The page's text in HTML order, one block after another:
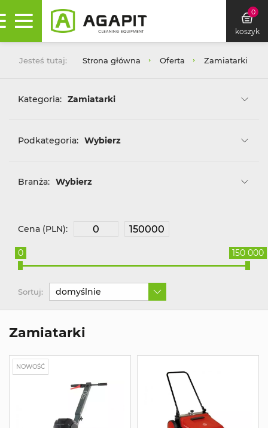
0
koszyk
Jesteś tutaj: Strona główna Oferta Zamiatarki
Kategoria: Zamiatarki
Podkategoria: Wybierz
Branża: Wybierz
Cena (PLN):
0 150 000
Sortuj: domyślnie
Zamiatarki
NOWOŚĆ